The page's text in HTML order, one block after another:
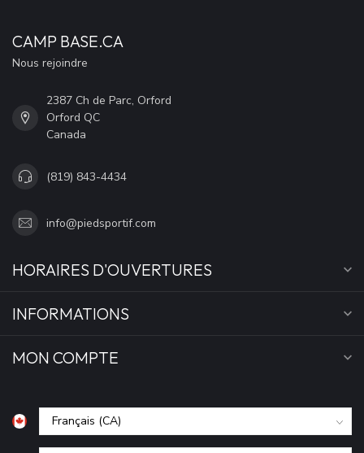
CAMP BASE.CA
Nous rejoindre
2387 Ch de Parc, Orford
Orford QC
Canada
(819) 843-4434
info@piedsportif.com
HORAIRES D'OUVERTURES
INFORMATIONS
MON COMPTE